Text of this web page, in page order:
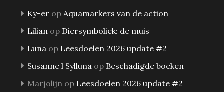
Ky-er op Aquamarkers van de action
Lilian op Diersymboliek: de muis
Luna op Leesdoelen 2026 update #2
Susanne l Sylluna op Beschadigde boeken
Marjolijn op Leesdoelen 2026 update #2